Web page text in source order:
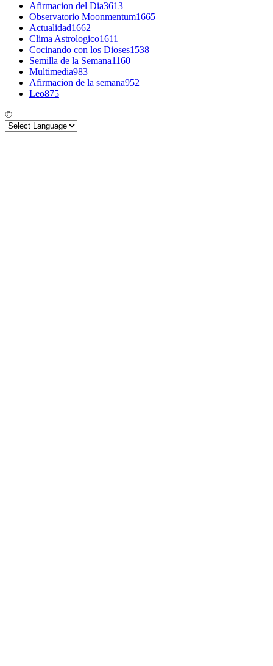
Afirmacion del Dia3613
Observatorio Moonmentum1665
Actualidad1662
Clima Astrologico1611
Cocinando con los Dioses1538
Semilla de la Semana1160
Multimedia983
Afirmacion de la semana952
Leo875
©